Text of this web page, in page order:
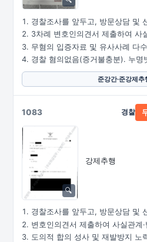
경찰조사를 앞두고, 방문상담 및
3차례 변호인의견서 제출하여 사
무혐의 입증자료 및 유사사례 다
경찰 혐의없음(증거불충분). 누명
준강간·준강제추
1083
강제추행
경찰
경찰조사를 앞두고, 방문상담 및
변호인의견서 제출하여 사실관계
도의적 합의 성사 및 재발방지 노